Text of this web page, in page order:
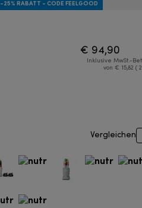
-25% RABATT - CODE FEELGOOD
€ 94,90
Inklusive MwSt.-
von € 15,82 (
Vergleichen